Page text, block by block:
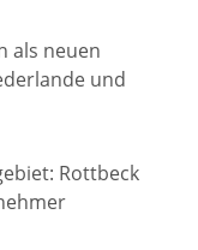
als neuen
und
Rottbeck